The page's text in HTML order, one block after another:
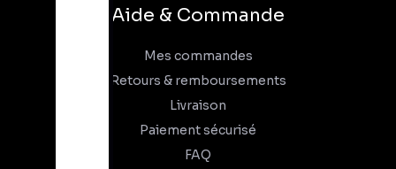
Aide & Commande
Mes commandes
Retours & remboursements
Livraison
Paiement sécurisé
FAQ